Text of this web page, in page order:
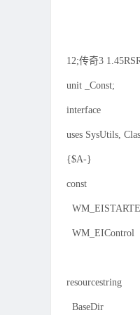
12;传奇3
unit _Const;
interface
uses SysUtils,
{$A-}
const
resourcestring
BaseDir